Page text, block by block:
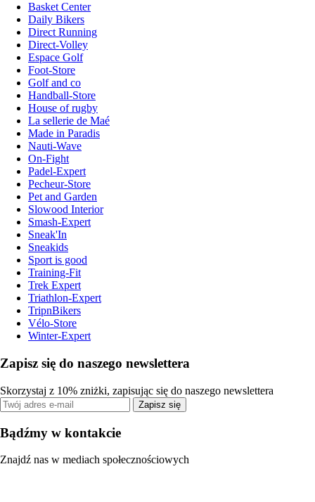
Basket Center
Daily Bikers
Direct Running
Direct-Volley
Espace Golf
Foot-Store
Golf and co
Handball-Store
House of rugby
La sellerie de Maé
Made in Paradis
Nauti-Wave
On-Fight
Padel-Expert
Pecheur-Store
Pet and Garden
Slowood Interior
Smash-Expert
Sneak'In
Sneakids
Sport is good
Training-Fit
Trek Expert
Triathlon-Expert
TripnBikers
Vélo-Store
Winter-Expert
Zapisz się do naszego newslettera
Skorzystaj z 10% zniżki, zapisując się do naszego newslettera
Zapisz się
Bądźmy w kontakcie
Znajdź nas w mediach społecznościowych